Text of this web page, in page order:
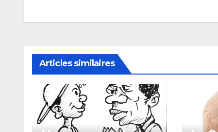
Articles similaires